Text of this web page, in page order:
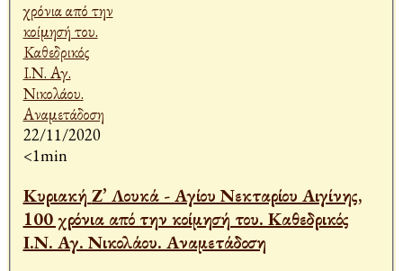
22/11/2020
<1min
Κυριακή Ζ’ Λουκά - Αγίου Νεκταρίου Αιγίνης,
100 χρόνια από την κοίμησή του. Καθεδρικός
Ι.Ν. Αγ. Νικολάου. Αναμετάδοση